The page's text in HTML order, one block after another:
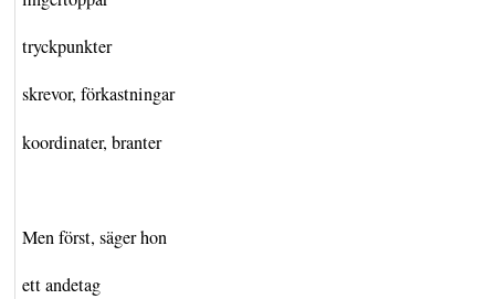
tryckpunkter
skrevor, förkastningar
koordinater, branter
Men först, säger hon
ett andetag